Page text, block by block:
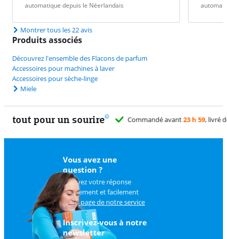
automatique depuis le Néerlandais
Montrer tous les 22 avis
Produits associés
Découvrez l'ensemble des Flacons de parfum
Accessoires pour machines à laver
Accessoires pour sèche-linge
Miele
tout pour un sourire
Vous avez une
question ?
Trouvez votre réponse
rapidement et facilement
surla page de notre service
client.
Inscrivez-vous à notre
newsletter